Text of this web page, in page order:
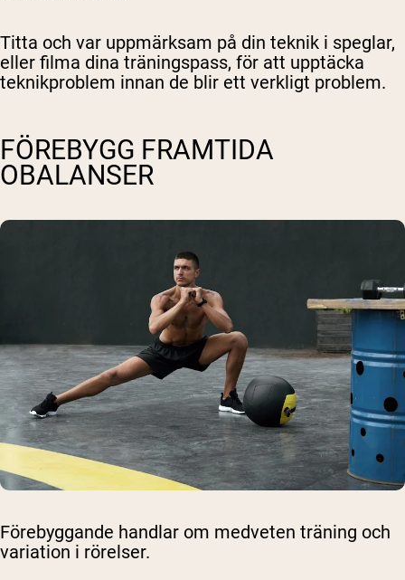
Titta och var uppmärksam på din teknik i speglar,
eller filma dina träningspass, för att upptäcka
teknikproblem innan de blir ett verkligt problem.
FÖREBYGG FRAMTIDA
OBALANSER
Förebyggande handlar om medveten träning och
variation i rörelser.